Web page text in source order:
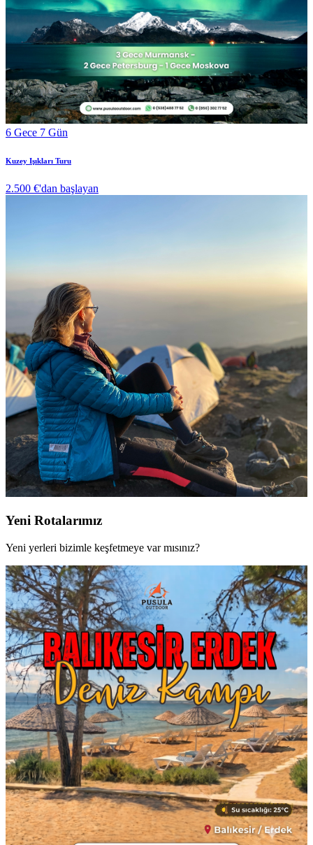
6 Gece 7 Gün
Kuzey Işıkları Turu
2.500 €'dan başlayan
Yeni Rotalarımız
Yeni yerleri bizimle keşfetmeye var mısınız?